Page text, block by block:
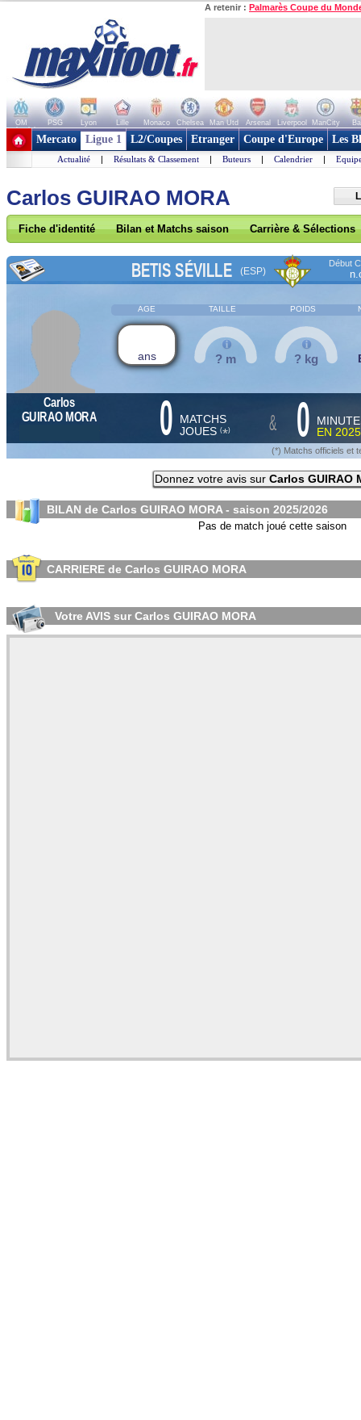
A retenir : Palmarès Coupe du
OM PSG Lyon Lille Monaco Chelsea Man Utd Arsenal Liverpool ManCity
+ de clubs
Mercato Ligue 1 L2/Coupes Etranger Coupe d'Europe Les
Actualité | Résultats & Classement | Buteurs | Calendrier |
Carlos GUIRAO MORA
Fiche d'identité Bilan et Matchs saison Carrière & Sélections
BETIS SÉVILLE (ESP)
Début
AGE TAILLE POIDS
ans ? m ? kg
Carlos
GUIRAO MORA
0 MATCHS
JOUES (*) & 0
EN
(*) Matchs officiels et
Donnez votre avis sur Carlos GUIRAO
BILAN de Carlos GUIRAO MORA - saison 2025/2026
Pas de match joué cette saison
CARRIERE de Carlos GUIRAO MORA
Votre AVIS sur Carlos GUIRAO MORA